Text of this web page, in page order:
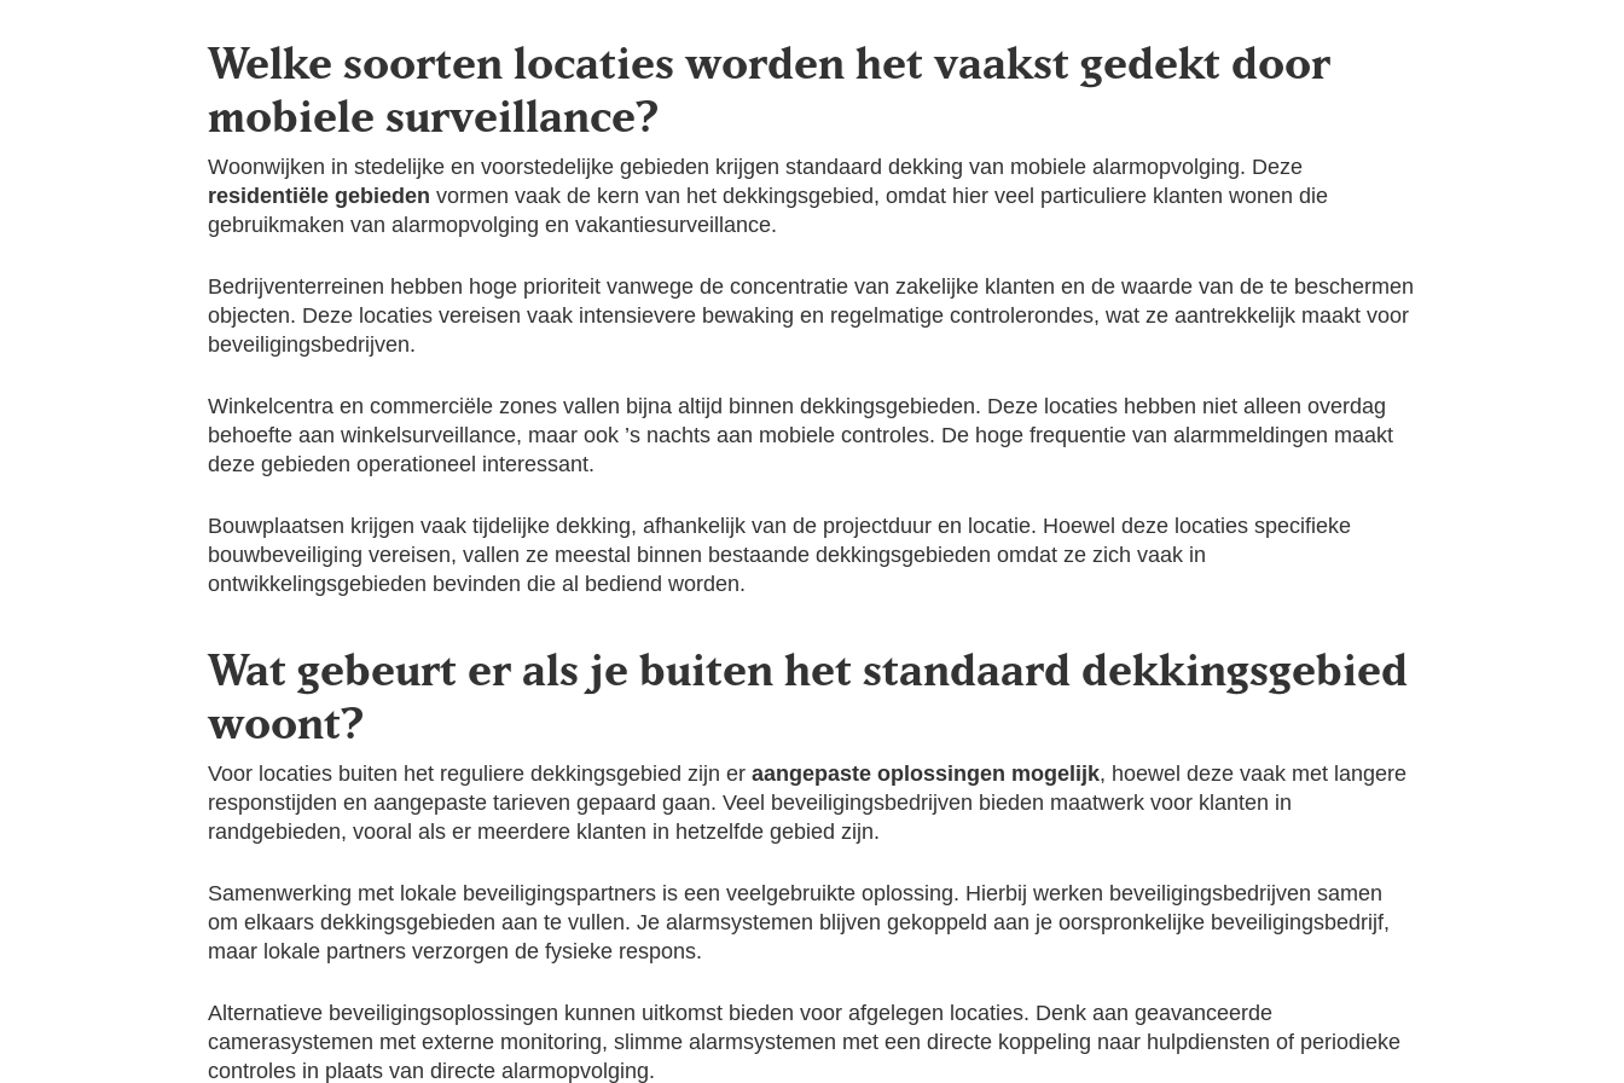
Welke soorten locaties worden het vaakst gedekt door
mobiele surveillance?
Woonwijken in stedelijke en voorstedelijke gebieden krijgen standaard dekking van mobiele alarmopvolging. Deze
residentiële gebieden vormen vaak de kern van het dekkingsgebied, omdat hier veel particuliere klanten wonen die
gebruikmaken van alarmopvolging en vakantiesurveillance.
Bedrijventerreinen hebben hoge prioriteit vanwege de concentratie van zakelijke klanten en de waarde van de te beschermen
objecten. Deze locaties vereisen vaak intensievere bewaking en regelmatige controlerondes, wat ze aantrekkelijk maakt voor
beveiligingsbedrijven.
Winkelcentra en commerciële zones vallen bijna altijd binnen dekkingsgebieden. Deze locaties hebben niet alleen overdag
behoefte aan winkelsurveillance, maar ook ’s nachts aan mobiele controles. De hoge frequentie van alarmmeldingen maakt
deze gebieden operationeel interessant.
Bouwplaatsen krijgen vaak tijdelijke dekking, afhankelijk van de projectduur en locatie. Hoewel deze locaties specifieke
bouwbeveiliging vereisen, vallen ze meestal binnen bestaande dekkingsgebieden omdat ze zich vaak in
ontwikkelingsgebieden bevinden die al bediend worden.
Wat gebeurt er als je buiten het standaard dekkingsgebied
woont?
Voor locaties buiten het reguliere dekkingsgebied zijn er aangepaste oplossingen mogelijk, hoewel deze vaak met langere
responstijden en aangepaste tarieven gepaard gaan. Veel beveiligingsbedrijven bieden maatwerk voor klanten in
randgebieden, vooral als er meerdere klanten in hetzelfde gebied zijn.
Samenwerking met lokale beveiligingspartners is een veelgebruikte oplossing. Hierbij werken beveiligingsbedrijven samen
om elkaars dekkingsgebieden aan te vullen. Je alarmsystemen blijven gekoppeld aan je oorspronkelijke beveiligingsbedrijf,
maar lokale partners verzorgen de fysieke respons.
Alternatieve beveiligingsoplossingen kunnen uitkomst bieden voor afgelegen locaties. Denk aan geavanceerde
camerasystemen met externe monitoring, slimme alarmsystemen met een directe koppeling naar hulpdiensten of periodieke
controles in plaats van directe alarmopvolging.